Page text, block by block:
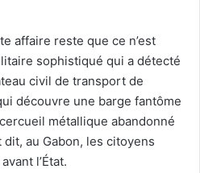
affaire reste que ce n’est
sophistiqué qui a détecté
civil de transport de
découvre une barge fantôme
métallique abandonné
dit, au Gabon, les citoyens
l’État.